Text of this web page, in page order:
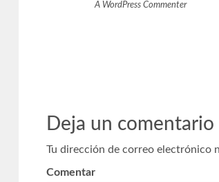
A WordPress Commenter
Deja un comentario
Tu dirección de correo electrónico
Comentar